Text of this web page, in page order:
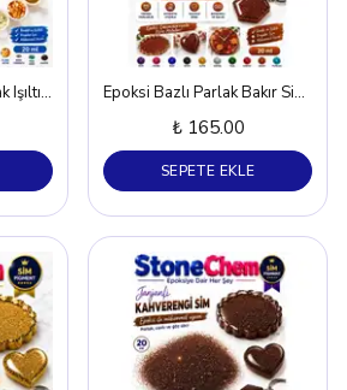
17 Çeşit Sim Seti Parlak Işıltılı Çalışmalarınız İçin Epoksi Bazlı Parlak Bakır Sim – 20 ml
₺ 165.00
SEPETE EKLE